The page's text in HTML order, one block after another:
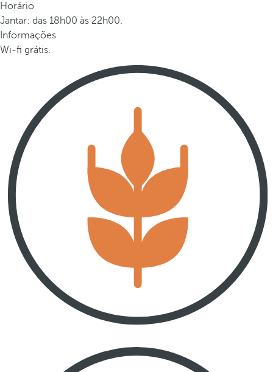
Horário
Jantar: das 18h00 às 22h00.
Informações
Wi-fi grátis.